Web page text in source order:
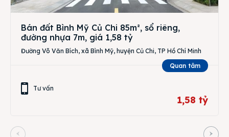
Bán đất Bình Mỹ Củ Chi 85m², sổ riêng,
đường nhựa 7m, giá 1,58 tỷ
Đường Võ Văn Bích, xã Bình Mỹ, huyện Củ Chi, TP Hồ Chí Minh
Quan tâm
Tư vấn
1,58 tỷ